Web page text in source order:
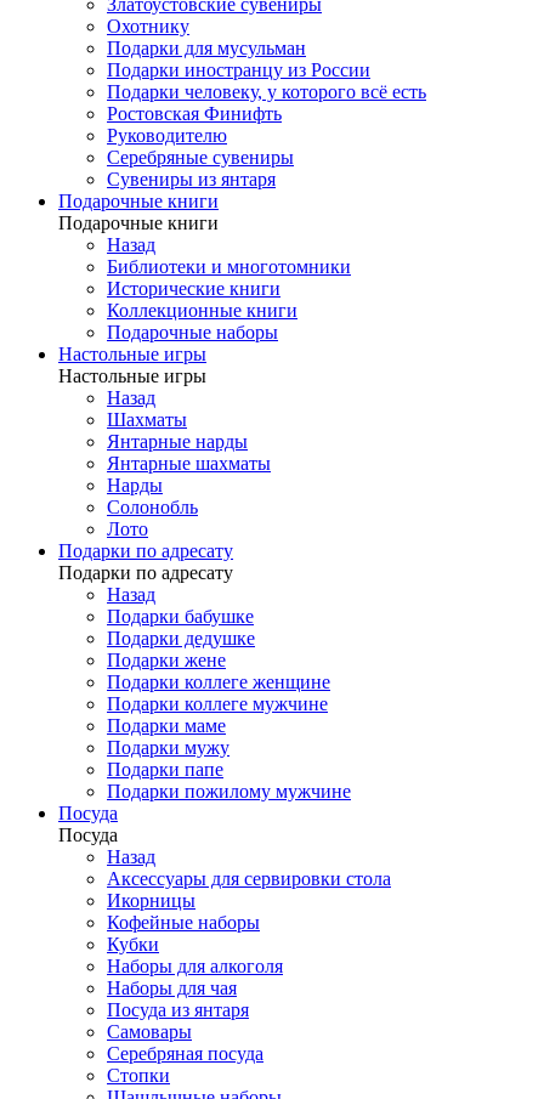
Златоустовские сувениры
Охотнику
Подарки для мусульман
Подарки иностранцу из России
Подарки человеку, у которого всё есть
Ростовская Финифть
Руководителю
Серебряные сувениры
Сувениры из янтаря
Подарочные книги
Подарочные книги
Назад
Библиотеки и многотомники
Исторические книги
Коллекционные книги
Подарочные наборы
Настольные игры
Настольные игры
Назад
Шахматы
Янтарные нарды
Янтарные шахматы
Нарды
Солонобль
Лото
Подарки по адресату
Подарки по адресату
Назад
Подарки бабушке
Подарки дедушке
Подарки жене
Подарки коллеге женщине
Подарки коллеге мужчине
Подарки маме
Подарки мужу
Подарки папе
Подарки пожилому мужчине
Посуда
Посуда
Назад
Аксессуары для сервировки стола
Икорницы
Кофейные наборы
Кубки
Наборы для алкоголя
Наборы для чая
Посуда из янтаря
Самовары
Серебряная посуда
Стопки